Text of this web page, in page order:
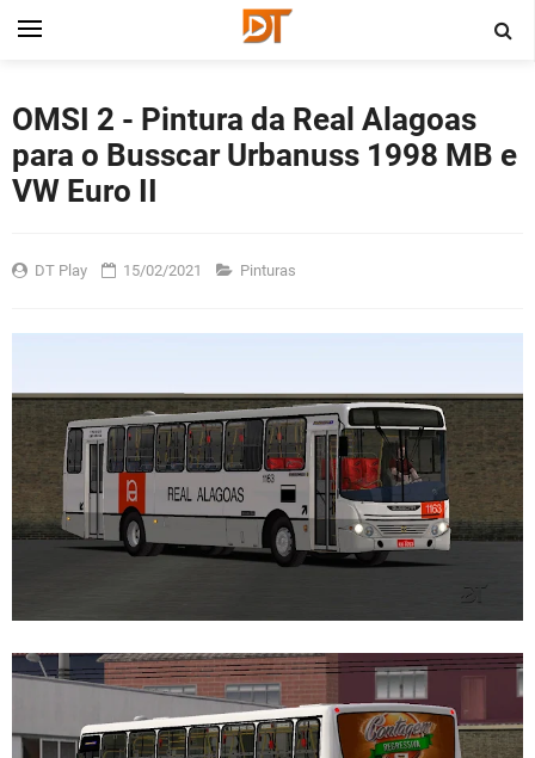
OMSI 2 - Pintura da Real Alagoas
para o Busscar Urbanuss 1998 MB e
VW Euro II
DT Play 15/02/2021 Pinturas